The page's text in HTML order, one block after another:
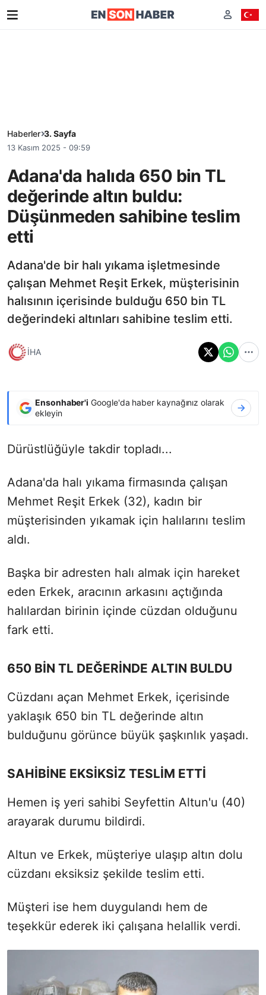
Haberler 3. Sayfa
13 Kasım 2025 - 09:59
Adana'da halıda 650 bin TL
değerinde altın buldu:
Düşünmeden sahibine teslim
etti
Adana'de bir halı yıkama işletmesinde
çalışan Mehmet Reşit Erkek, müşterisinin
halısının içerisinde bulduğu 650 bin TL
değerindeki altınları sahibine teslim etti.
İHA
Ensonhaber'i Google'da haber kaynağınız olarak
ekleyin
Dürüstlüğüyle takdir topladı...
Adana'da halı yıkama firmasında çalışan
Mehmet Reşit Erkek (32), kadın bir
müşterisinden yıkamak için halılarını teslim
aldı.
Başka bir adresten halı almak için hareket
eden Erkek, aracının arkasını açtığında
halılardan birinin içinde cüzdan olduğunu
fark etti.
650 BİN TL DEĞERİNDE ALTIN BULDU
Cüzdanı açan Mehmet Erkek, içerisinde
yaklaşık 650 bin TL değerinde altın
bulduğunu görünce büyük şaşkınlık yaşadı.
SAHİBİNE EKSİKSİZ TESLİM ETTİ
Hemen iş yeri sahibi Seyfettin Altun'u (40)
arayarak durumu bildirdi.
Altun ve Erkek, müşteriye ulaşıp altın dolu
cüzdanı eksiksiz şekilde teslim etti.
Müşteri ise hem duygulandı hem de
teşekkür ederek iki çalışana helallik verdi.